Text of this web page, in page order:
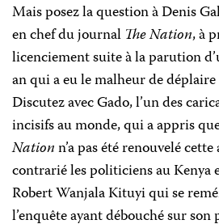
Mais posez la question à Denis
en chef du journal The Nation, à
licenciement suite à la parution
an qui a eu le malheur de déplaire
Discutez avec Gado, l’un des
incisifs au monde, qui a appris
Nationn’a pas été renouvelé
contrarié les politiciens au Kenya
Robert Wanjala Kituyi qui se
l’enquête ayant débouché sur